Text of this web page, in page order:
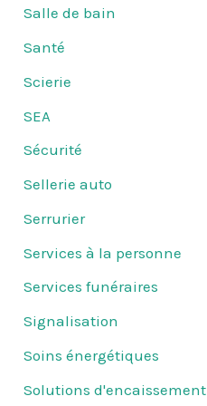
Salle de bain
Santé
Scierie
SEA
Sécurité
Sellerie auto
Serrurier
Services à la personne
Services funéraires
Signalisation
Soins énergétiques
Solutions d'encaissement